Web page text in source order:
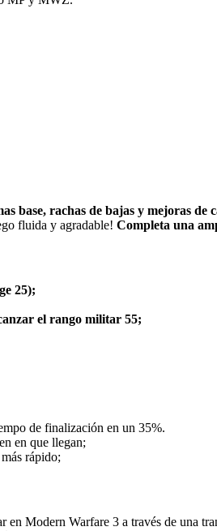
base, rachas de bajas y mejoras de
fluida y agradable! Completa una
25);
el rango militar 55;
de finalización en un 35%.
en que llegan;
rápido;
Modern Warfare 3 a través de una